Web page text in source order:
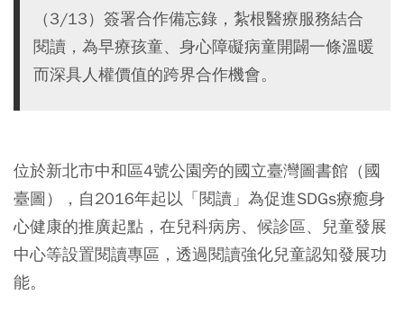
（3/13）簽署合作備忘錄，紮根醫療服務結合
閱讀，為早療孩童、身心障礙病童開闢一條溫暖
而深具人權價值的跨界合作機會。
位於新北市中和區4號公園旁的國立臺灣圖書館（國
臺圖），自2016年起以「閱讀」為促進SDGs療癒身
心健康的推廣起點，在兒科病房、候診區、兒童發展
中心等設置閱讀專區，透過閱讀強化兒童認知發展功
能。